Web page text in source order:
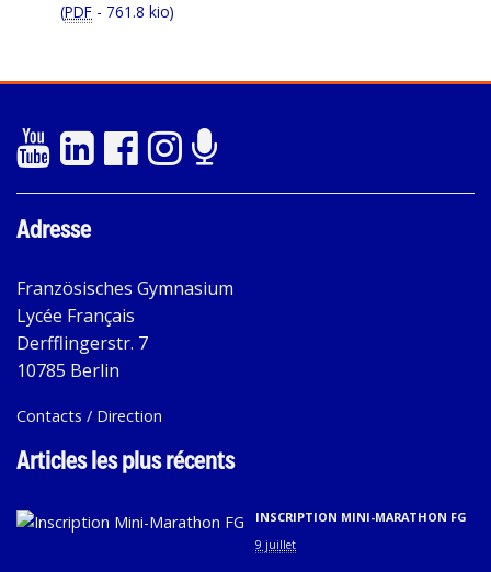
(PDF - 761.8 kio)
Adresse
Französisches Gymnasium
Lycée Français
Derfflingerstr. 7
10785 Berlin
Contacts / Direction
Articles les plus récents
INSCRIPTION MINI-MARATHON FG
9 juillet